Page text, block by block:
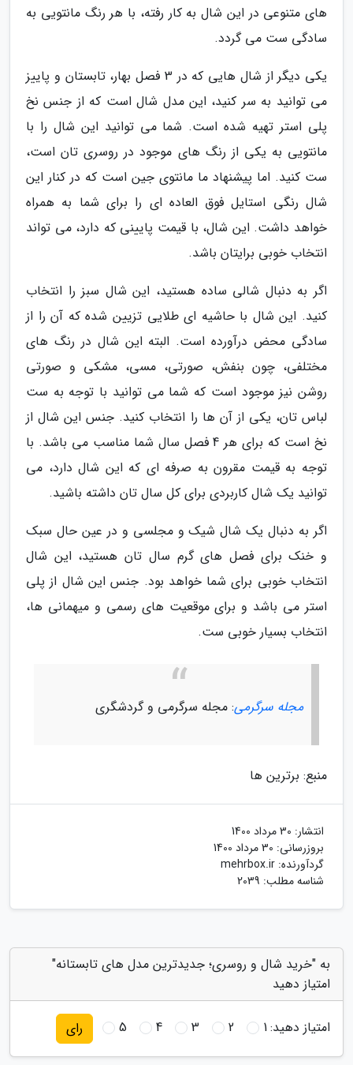
های متنوعی در این شال به کار رفته، با هر رنگ مانتویی به
سادگی ست می گردد.
یکی دیگر از شال هایی که در 3 فصل بهار، تابستان و پاییز
می توانید به سر کنید، این مدل شال است که از جنس نخ
پلی استر تهیه شده است. شما می توانید این شال را با
مانتویی به یکی از رنگ های موجود در روسری تان است،
ست کنید. اما پیشنهاد ما مانتوی جین است که در کنار این
شال رنگی استایل فوق العاده ای را برای شما به همراه
خواهد داشت. این شال، با قیمت پایینی که دارد، می تواند
انتخاب خوبی برایتان باشد.
اگر به دنبال شالی ساده هستید، این شال سبز را انتخاب
کنید. این شال با حاشیه ای طلایی تزیین شده که آن را از
سادگی محض درآورده است. البته این شال در رنگ های
مختلفی، چون بنفش، صورتی، مسی، مشکی و صورتی
روشن نیز موجود است که شما می توانید با توجه به ست
لباس تان، یکی از آن ها را انتخاب کنید. جنس این شال از
نخ است که برای هر 4 فصل سال شما مناسب می باشد. با
توجه به قیمت مقرون به صرفه ای که این شال دارد، می
توانید یک شال کاربردی برای کل سال تان داشته باشید.
اگر به دنبال یک شال شیک و مجلسی و در عین حال سبک
و خنک برای فصل های گرم سال تان هستید، این شال
انتخاب خوبی برای شما خواهد بود. جنس این شال از پلی
استر می باشد و برای موقعیت های رسمی و میهمانی ها،
انتخاب بسیار خوبی ست.
مجله سرگرمی: مجله سرگرمی و گردشگری
منبع: برترین ها
انتشار: 30 مرداد 1400
بروزرسانی: 30 مرداد 1400
گردآورنده: mehrbox.ir
شناسه مطلب: 2039
به "خرید شال و روسری؛ جدیدترین مدل های تابستانه"
امتیاز دهید
امتیاز دهید:1
2
3
4
5 رای